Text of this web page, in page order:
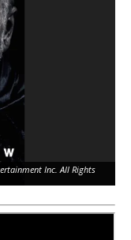
Inc. All Rights